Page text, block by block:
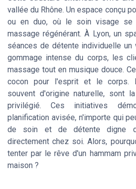
vallée du Rhône. Un espace conçu
ou en duo, où le soin visage se
massage régénérant. À Lyon, un
séances de détente individuelle un
gommage intense du corps, les
massage tout en musique douce.
cocon pour l'esprit et le corps.
souvent d'origine naturelle, sont
privilégié. Ces initiatives
planification avisée, n'importe qui
de soin et de détente digne
directement chez soi. Alors,
tenter par le rêve d'un hammam
maison ?